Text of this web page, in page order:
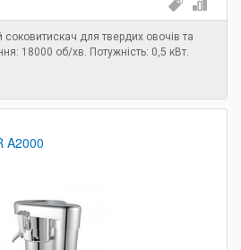
соковитискач для твердих овочів та
18000 об/хв. Потужність: 0,5 кВт.
A2000